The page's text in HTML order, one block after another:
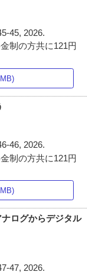
45, 2026.
制の方共に121円
46, 2026.
制の方共に121円
ログからデジタル
47, 2026.